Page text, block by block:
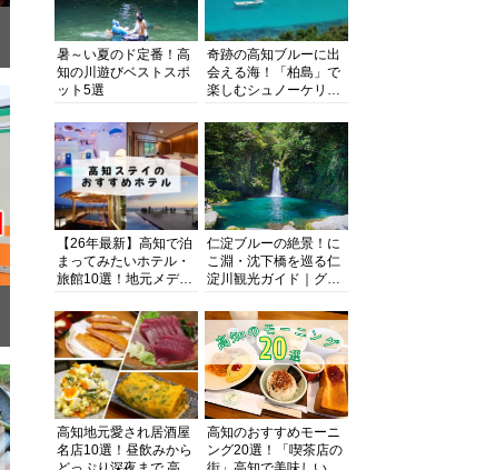
暑～い夏のド定番！高
知の川遊びベストスポ
ット5選
奇跡の高知ブルーに出
会える海！「柏島」で
楽しむシュノーケリン
浴にキャンプまで透明
度抜群の海の楽園を徹
底紹介
【26年最新】高知で泊
まってみたいホテル・
旅館10選！地元メディ
厳選
仁淀ブルーの絶景！に
こ淵・沈下橋を巡る仁
淀川観光ガイド｜グル
まで完全網羅！
高知地元愛され居酒屋
名店10選！昼飲みから
高知のおすすめモーニ
ング20選！「喫茶店の